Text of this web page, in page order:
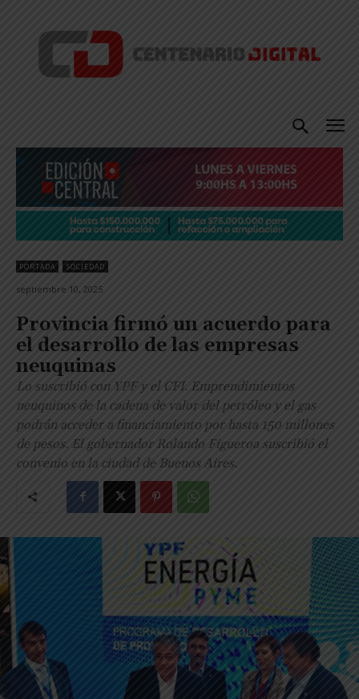
PORTADA SOCIEDAD
septiembre 10, 2025
Provincia firmó un acuerdo para
el desarrollo de las empresas
neuquinas
Lo suscribió con YPF y el CFI. Emprendimientos
neuquinos de la cadena de valor del petróleo y el gas
podrán acceder a financiamiento por hasta 150 millones
de pesos. El gobernador Rolando Figueroa suscribió el
convenio en la ciudad de Buenos Aires.